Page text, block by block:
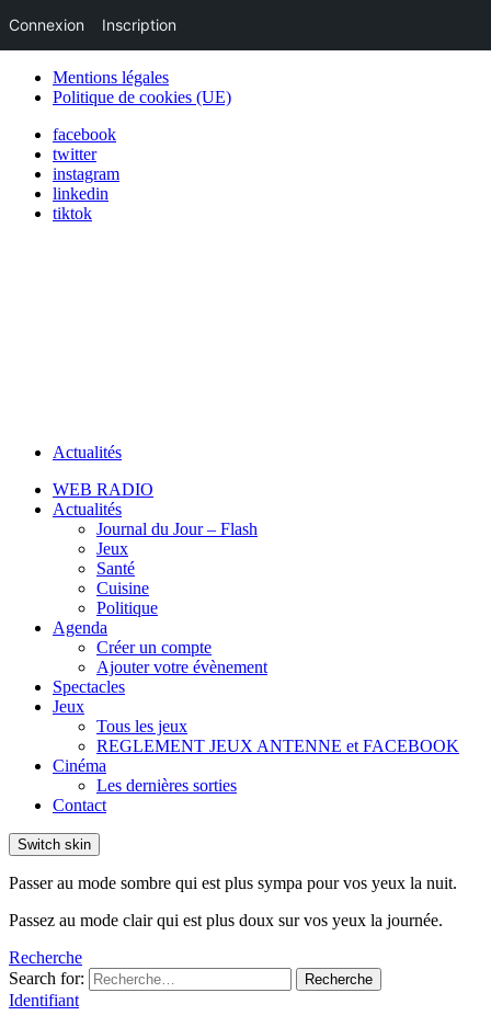
Mentions légales
Politique de cookies (UE)
facebook
twitter
instagram
linkedin
tiktok
Actualités
WEB RADIO
Actualités
Journal du Jour – Flash
Jeux
Santé
Cuisine
Politique
Agenda
Créer un compte
Ajouter votre évènement
Spectacles
Jeux
Tous les jeux
REGLEMENT JEUX ANTENNE et FACEBOOK
Cinéma
Les dernières sorties
Contact
Switch skin
Passer au mode sombre qui est plus sympa pour vos yeux la nuit.
Passez au mode clair qui est plus doux sur vos yeux la journée.
Recherche
Search for:
Recherche
Identifiant
Connexion Inscription